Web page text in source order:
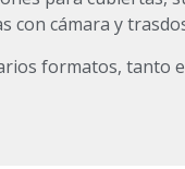
con cámara y
formatos, tanto